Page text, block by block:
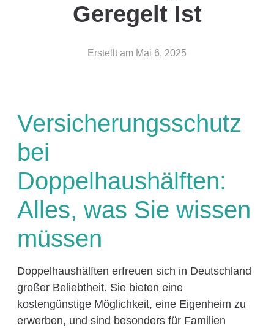
Geregelt Ist
Erstellt am Mai 6, 2025
Versicherungsschutz
bei
Doppelhaushälften:
Alles, was Sie wissen
müssen
Doppelhaushälften erfreuen sich in Deutschland
großer Beliebtheit. Sie bieten eine
kostengünstige Möglichkeit, eine Eigenheim zu
erwerben, und sind besonders für Familien